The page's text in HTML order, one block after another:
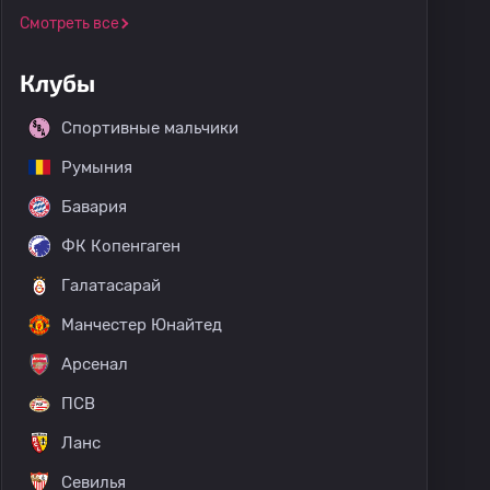
Смотреть все
Клубы
Спортивные мальчики
Румыния
Бавария
ФК Копенгаген
Галатасарай
Манчестер Юнайтед
Арсенал
ПСВ
Ланс
Севилья